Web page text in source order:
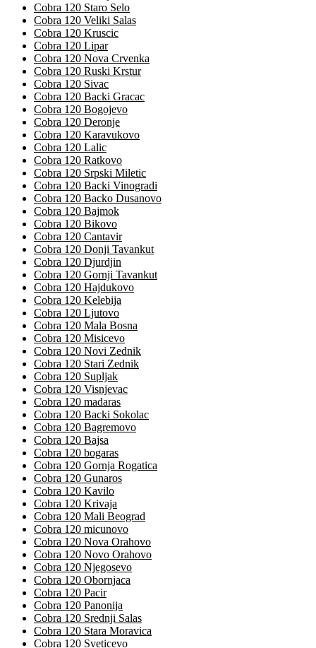
Cobra 120 Staro Selo
Cobra 120 Veliki Salas
Cobra 120 Kruscic
Cobra 120 Lipar
Cobra 120 Nova Crvenka
Cobra 120 Ruski Krstur
Cobra 120 Sivac
Cobra 120 Backi Gracac
Cobra 120 Bogojevo
Cobra 120 Deronje
Cobra 120 Karavukovo
Cobra 120 Lalic
Cobra 120 Ratkovo
Cobra 120 Srpski Miletic
Cobra 120 Backi Vinogradi
Cobra 120 Backo Dusanovo
Cobra 120 Bajmok
Cobra 120 Bikovo
Cobra 120 Cantavir
Cobra 120 Donji Tavankut
Cobra 120 Djurdjin
Cobra 120 Gornji Tavankut
Cobra 120 Hajdukovo
Cobra 120 Kelebija
Cobra 120 Ljutovo
Cobra 120 Mala Bosna
Cobra 120 Misicevo
Cobra 120 Novi Zednik
Cobra 120 Stari Zednik
Cobra 120 Supljak
Cobra 120 Visnjevac
Cobra 120 madaras
Cobra 120 Backi Sokolac
Cobra 120 Bagremovo
Cobra 120 Bajsa
Cobra 120 bogaras
Cobra 120 Gornja Rogatica
Cobra 120 Gunaros
Cobra 120 Kavilo
Cobra 120 Krivaja
Cobra 120 Mali Beograd
Cobra 120 micunovo
Cobra 120 Nova Orahovo
Cobra 120 Novo Orahovo
Cobra 120 Njegosevo
Cobra 120 Obornjaca
Cobra 120 Pacir
Cobra 120 Panonija
Cobra 120 Srednji Salas
Cobra 120 Stara Moravica
Cobra 120 Sveticevo